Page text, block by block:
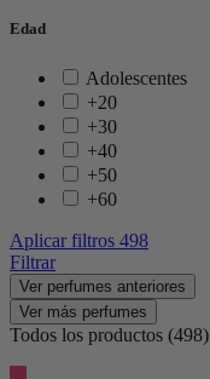
Edad
Adolescentes
+20
+30
+40
+50
+60
Aplicar filtros 498
Filtrar
Ver perfumes anteriores
Ver más perfumes
Todos los productos (498)